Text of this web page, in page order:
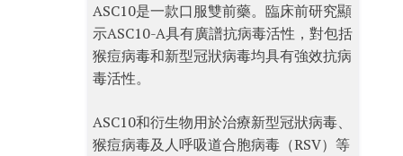
ASC10是一款口服雙前藥。臨床前研究顯
示ASC10-A具有廣譜抗病毒活性，對包括
猴痘病毒和新型冠狀病毒均具有強效抗病
毒活性。
ASC10和衍生物用於治療新型冠狀病毒、
猴痘病毒及人呼吸道合胞病毒（RSV）等